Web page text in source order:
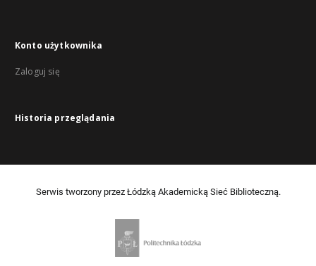
Konto użytkownika
Zaloguj się
Historia przeglądania
Serwis tworzony przez Łódzką Akademicką Sieć Biblioteczną.